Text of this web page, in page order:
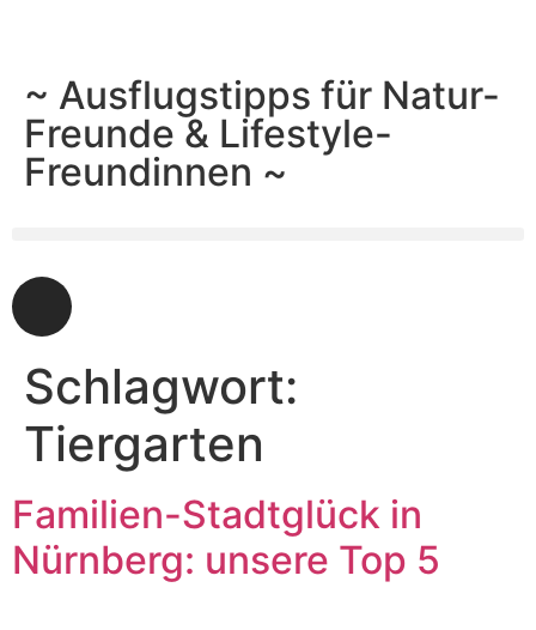
~ Ausflugstipps für Natur-
Freunde & Lifestyle-
Freundinnen ~
Schlagwort:
Tiergarten
Familien-Stadtglück in
Nürnberg: unsere Top 5